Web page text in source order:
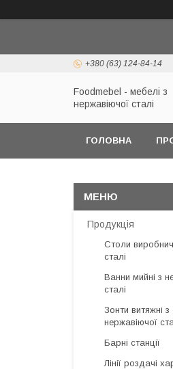
+380 (63) 124-84-14
Foodmebel - мебелі з
нержавіючої сталі
ГОЛОВНА
Продукція
Столи
сталі
Ванни мийні з
сталі
Зонти витяжні
нержавіючої
Барні станції
Лінії роздачі